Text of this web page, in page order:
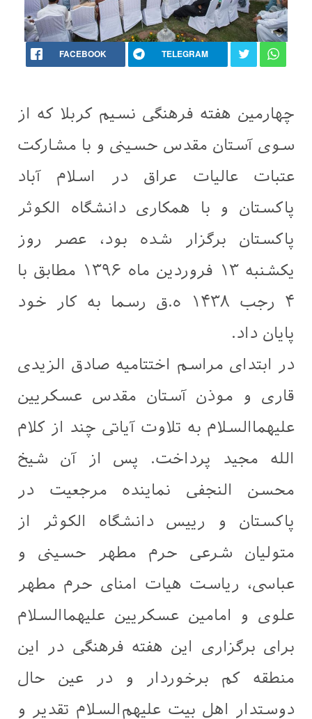
FACEBOOK TELEGRAM
چهارمین هفته فرهنگی نسیم کربلا که از
سوی آستان مقدس حسینی و با مشارکت
عتبات عالیات عراق در اسلام آباد
پاکستان و با همکاری دانشگاه الکوثر
پاکستان برگزار شده بود، عصر روز
یکشنبه ۱۳ فروردین ماه ۱۳۹۶ مطابق با
۴ رجب ۱۴۳۸ ه.ق رسما به کار خود
پایان داد.
در ابتدای مراسم اختتامیه صادق الزیدی
قاری و موذن آستان مقدس عسکریین
علیهماالسلام به تلاوت آیاتی چند از کلام
الله مجید پرداخت. پس از آن شیخ
محسن النجفی نماینده مرجعیت در
پاکستان و رییس دانشگاه الکوثر از
متولیان شرعی حرم مطهر حسینی و
عباسی، ریاست هیات امنای حرم مطهر
علوی و امامین عسکریین علیهماالسلام
برای برگزاری این هفته فرهنگی در این
منطقه کم برخوردار و در عین حال
دوستدار اهل بیت علیهم‌السلام تقدیر و